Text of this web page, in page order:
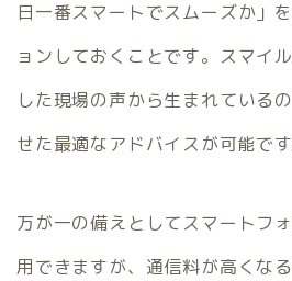
日一番スマートでスムーズか」
ョンしておくことです。スマイ
した現場の声から生まれている
せた最適なアドバイスが可能です
万が一の備えとしてスマートフ
用できますが、通信料が高くな